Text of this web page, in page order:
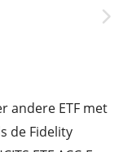
andere ETF met
de Fidelity